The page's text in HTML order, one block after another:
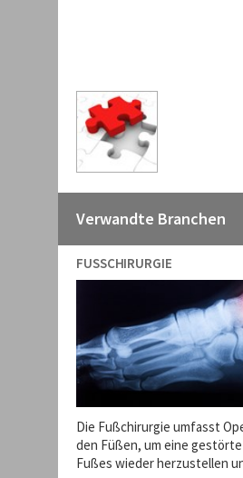
Verwandte Branchen
FUSSCHIRURGIE
Die Fußchirurgie umfasst
den Füßen, um eine
Fußes wieder herzustellen